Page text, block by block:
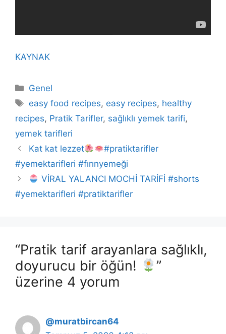
KAYNAK
Kategoriler
Genel
Etiketler
easy food recipes, easy recipes, healthy
recipes, Pratik Tarifler, sağlıklı yemek tarifi,
yemek tarifleri
Kat kat lezzet
#pratiktarifler
#yemektarifleri #fırınyemeği
VİRAL YALANCI MOCHİ TARİFİ #shorts
#yemektarifleri #pratiktarifler
“Pratik tarif arayanlara sağlıklı,
doyurucu bir öğün!
”
üzerine 4 yorum
@muratbircan64